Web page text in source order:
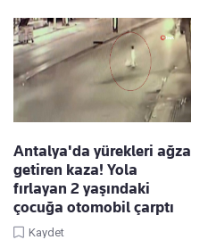
Antalya'da yürekleri ağza
getiren kaza! Yola
fırlayan 2 yaşındaki
çocuğa otomobil çarptı
Kaydet